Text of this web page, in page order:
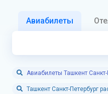
Авиабилеты
Авиабилеты Ташкент Санкт-
Ташкент Санкт-Петербург